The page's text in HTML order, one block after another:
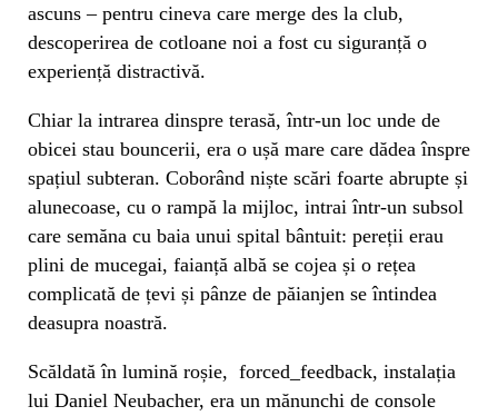
ascuns – pentru cineva care merge des la club,
descoperirea de cotloane noi a fost cu siguranță o
experiență distractivă.
Chiar la intrarea dinspre terasă, într-un loc unde de
obicei stau bouncerii, era o ușă mare care dădea înspre
spațiul subteran. Coborând niște scări foarte abrupte și
alunecoase, cu o rampă la mijloc, intrai într-un subsol
care semăna cu baia unui spital bântuit: pereții erau
plini de mucegai, faianță albă se cojea și o rețea
complicată de țevi și pânze de păianjen se întindea
deasupra noastră.
Scăldată în lumină roșie, forced_feedback, instalația
lui Daniel Neubacher, era un mănunchi de console